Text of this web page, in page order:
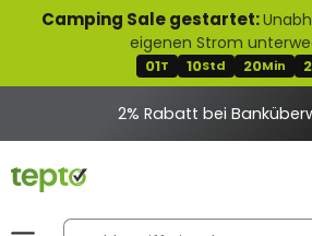
springen
Camping Sale gestartet:
eigenen Strom
01T 10Std 20Min
2% Rabatt bei